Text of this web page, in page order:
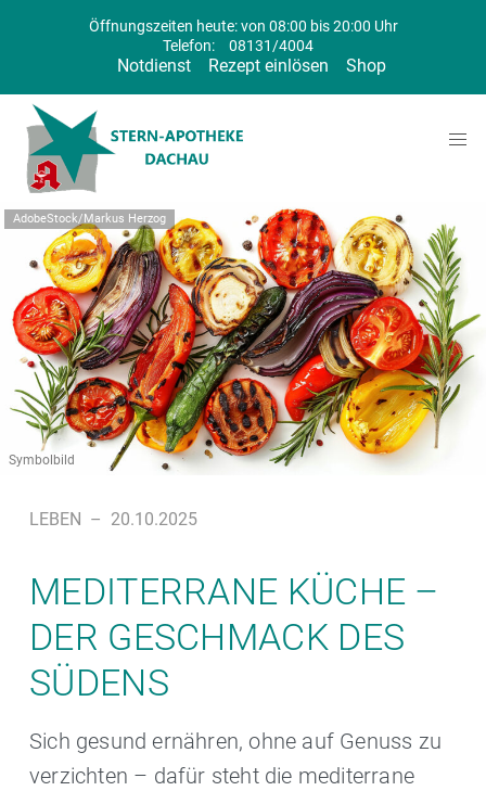
Öffnungszeiten heute: von 08:00 bis 20:00 Uhr
Telefon:
08131/4004
Notdienst Rezept einlösen Shop
AdobeStock/Markus Herzog
Symbolbild
LEBEN – 20.10.2025
MEDITERRANE KÜCHE –
DER GESCHMACK DES
SÜDENS
Sich gesund ernähren, ohne auf Genuss zu
verzichten – dafür steht die mediterrane